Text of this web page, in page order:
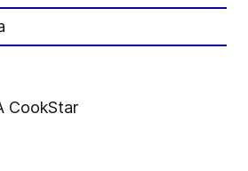
CookStar